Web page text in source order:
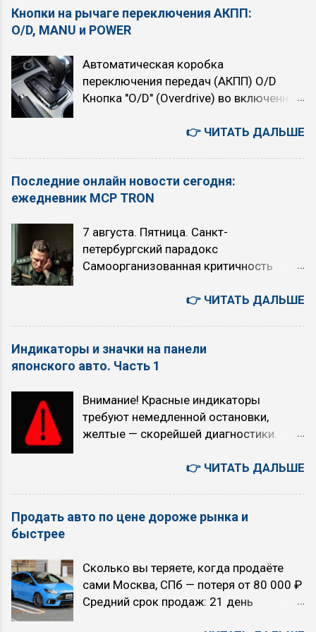
Кнопки на рычаге переключения АКПП:
O/D, MANU и POWER
Автоматическая коробка
переключения передач (АКПП) O/D
Кнопка "O/D" (Overdrive) во включенном
высшую передачу. При нажатой кнопке
OFF") — трёхступенчатый. При
включении Overdrive автомобиль
топлива уменьшается. Когда
рекомендуется использовать режим
O/D (O/D ON): при равномерном
трассам, на скоростных участках) на
многие рекомендуют никогда не
выключать O/D, за исключением
разгон (например, кого-то обогнать или
активно проехать по городу) Когда НЕ
рекомендуется использовать режим
👉 ЧИТАТЬ ДАЛЬШЕ
Последние онлайн новости сегодня:
ежедневник MCP TRON
7 августа. Пятница. Санкт-
петербургский парадокс
Самоорганизованная критичность
Искусственный Интеллект или ядерный
автомобили, авто аукционы, история,
бизнес, культура, быт. 您好！若为文心千
议您可联系千帆咨询反馈，网址
https://qianfan.cloud.baidu.com/ 。感谢
您的关注与支持 - как есть. 5 августа.
блога «TRON в зоне RUбля»
точного прогноза землетрясений TRON
2007 года) 00:41:21 Сценарии
будущего на 5 лет. Позитивный
сценарий. ИИ остается под контролем
👉 ЧИТАТЬ ДАЛЬШЕ
Индикаторы и значки на панели
японского авто. Часть 1
Внимание! Красные индикаторы
требуют немедленной остановки,
желтые — скорейшей диагностики.
Красный/желтый восклицательный
падение давления масла, проблемы с
Красный восклицательный знак в круге,
буква P в круге или надпись BRAKE
Включен ручной тормоз, низкий
👉 ЧИТАТЬ ДАЛЬШЕ
Продать авто по цене дороже рынка и
быстрее
Сколько вы теряете, когда продаёте
сами Москва, СПб — потеря от 80 000 ₽
Средний срок продаж: 21 день